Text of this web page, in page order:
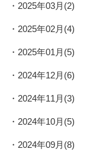
2025年03月(2)
2025年02月(4)
2025年01月(5)
2024年12月(6)
2024年11月(3)
2024年10月(5)
2024年09月(8)